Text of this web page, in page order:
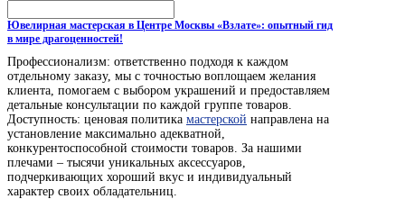
Ювелирная мастерская в Центре Москвы «Взлате»: опытный гид
в мире драгоценностей!
Профессионализм: ответственно подходя к каждом
отдельному заказу, мы с точностью воплощаем желания
клиента, помогаем с выбором украшений и предоставляем
детальные консультации по каждой группе товаров.
Доступность: ценовая политика мастерской направлена на
установление максимально адекватной,
конкурентоспособной стоимости товаров. За нашими
плечами – тысячи уникальных аксессуаров,
подчеркивающих хороший вкус и индивидуальный
характер своих обладательниц.